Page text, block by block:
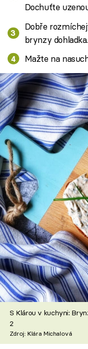
Dochuťte
Dobře
brynzy dohladka.
Mažte na
S Klárou v kuchyni:
2
Zdroj: Klára Michalová